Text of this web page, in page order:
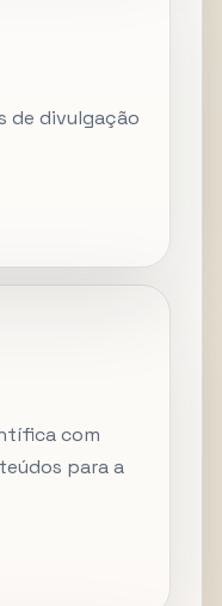
divulgação
com
para a